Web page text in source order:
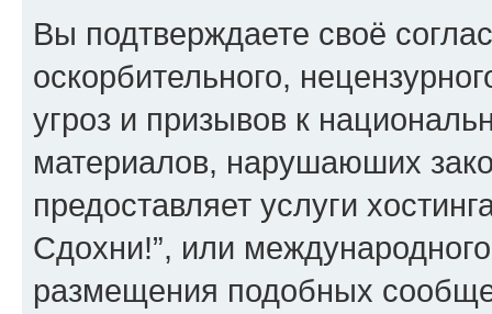
Вы подтверждаете своё
оскорбительного,
угроз и призывов к
материалов, нарушаюших
предоставляет услуги
Сдохни!”, или
размещения подобных